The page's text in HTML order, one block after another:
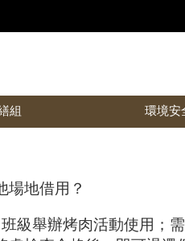
組 環境安
場地借用？
級舉辦烤肉活動使用